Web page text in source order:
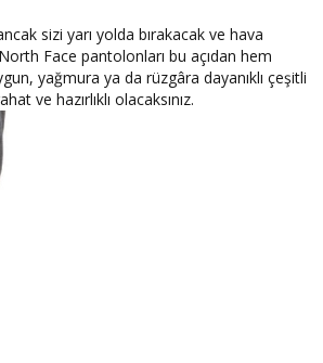
sizi yarı yolda bırakacak ve hava
Face pantolonları bu açıdan hem
yağmura ya da rüzgâra dayanıklı çeşitli
ve hazırlıklı olacaksınız.